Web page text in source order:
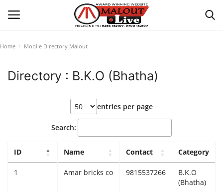
How to Reach Malout
Privacy Policy
Home Mobile Directory Malout
Directory : B.K.O (Bhatha)
entries per page
Search:
ID Name Contact Category
1 Amar bricks co 9815537266
B.K.O
(Bhatha)